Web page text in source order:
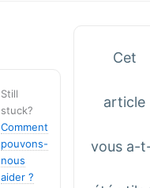
Still
stuck?
Comment
pouvons-
nous
aider ?
Cet
article
vous a-